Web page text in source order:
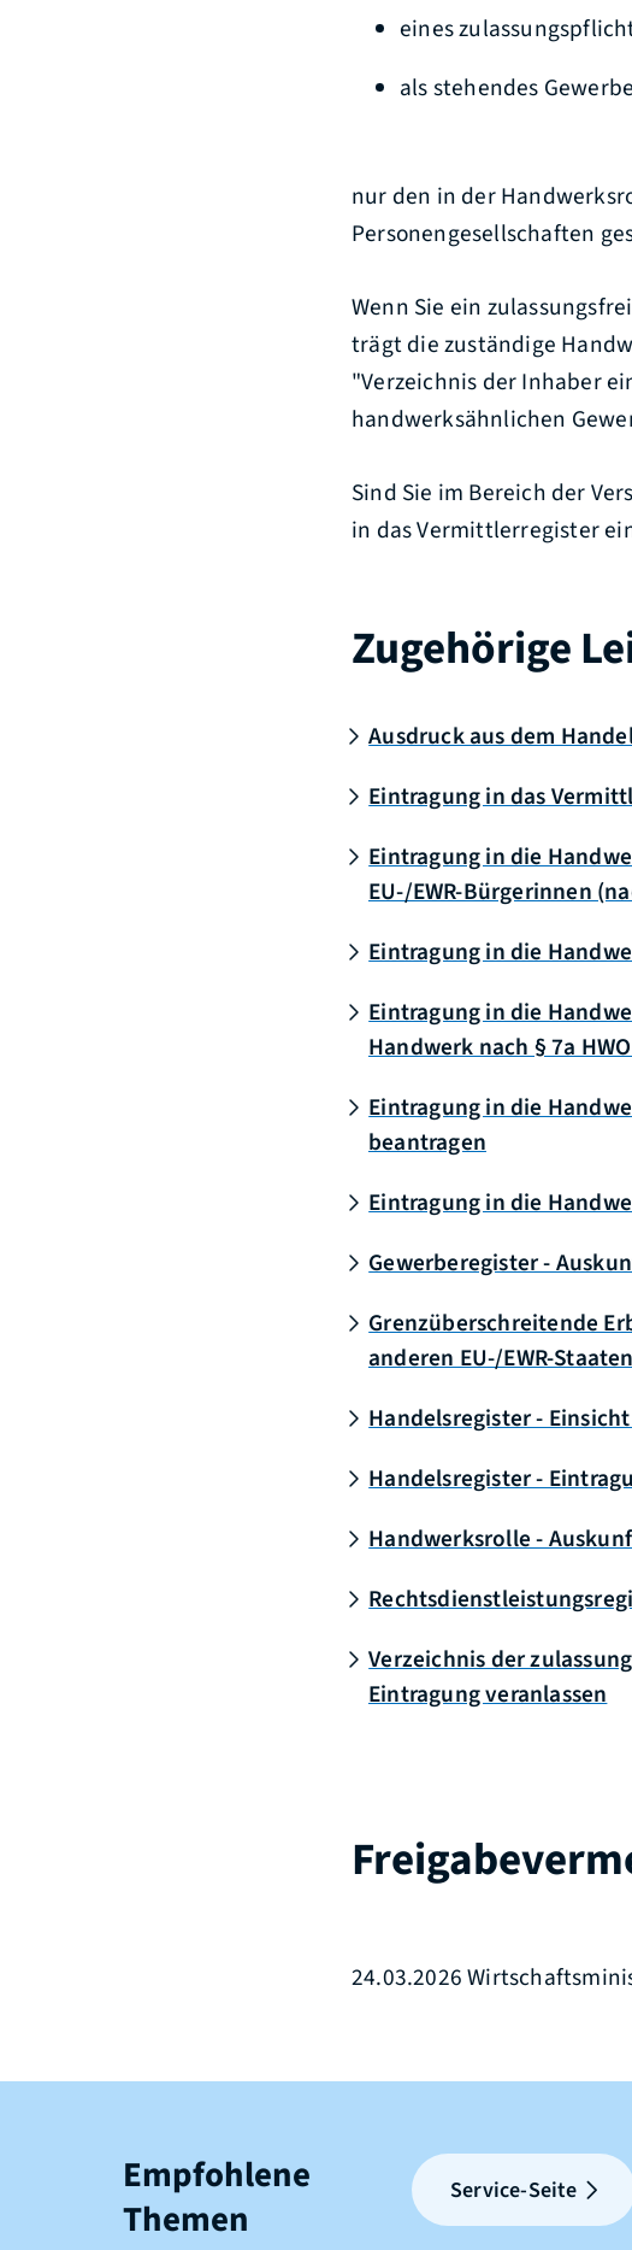
eines
als stehendes Gewerbe
nur den in der
Personengesellschaften
Wenn Sie ein
trägt die zuständige
"Verzeichnis der Inhaber
handwerksähnlichen
Sind Sie im Bereich der
in das Vermittlerregister
Zugehörige
Ausdruck aus dem
Eintragung in das
Eintragung in die
EU-/EWR-Bürgerinnen
Eintragung in die
Eintragung in die
Handwerk nach § 7a
Eintragung in die
beantragen
Eintragung in die
Gewerberegister -
Grenzüberschreitende
anderen EU-/EWR-
Handelsregister -
Handelsregister -
Handwerksrolle -
Verzeichnis der
Eintragung veranlassen
24.03.2026
Empfohlene
Themen
Service-Seite